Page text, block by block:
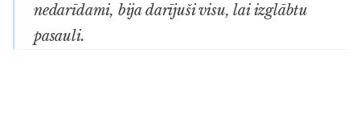
nedarīdami, bija darījuši visu, lai izglābtu
pasauli.